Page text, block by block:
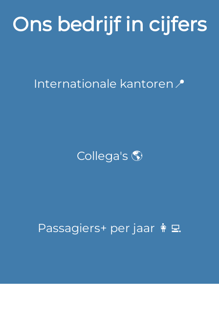
Ons bedrijf in cijfers
Internationale kantoren📍
Collega's 🌎
Passagiers+ per jaar 👩‍💻